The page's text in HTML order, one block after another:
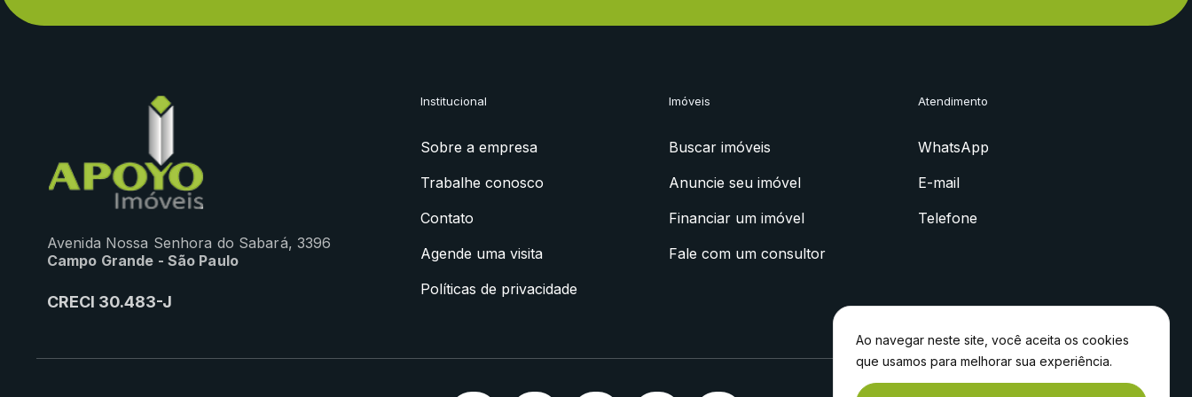
Avenida Nossa Senhora do Sabará, 3396
Campo Grande - São Paulo
CRECI 30.483-J
Institucional
Sobre a empresa
Trabalhe conosco
Contato
Agende uma visita
Políticas de privacidade
Imóveis
Buscar imóveis
Anuncie seu imóvel
Financiar um imóvel
Fale com um consultor
Atendimento
WhatsApp
E-mail
Telefone
Ao navegar neste site, você aceita os cookies
que usamos para melhorar sua experiência.